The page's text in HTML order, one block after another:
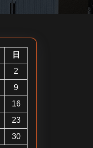
日
2
9
16
23
30